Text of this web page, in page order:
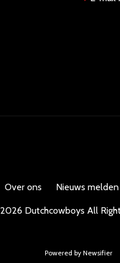
Over ons Nieuws melden
2026 Dutchcowboys All
Powered by Newsifier